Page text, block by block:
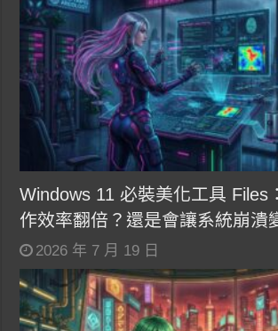
Windows 11 必裝美化工具 Files
作效率翻倍？還是會讓系統崩潰
2026 年 7 月 19 日